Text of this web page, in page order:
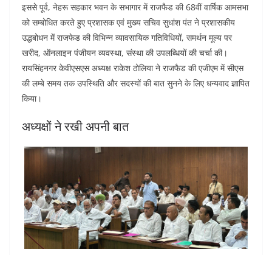
इससे पूर्व, नेहरू सहकार भवन के सभागार में राजफैड की 68वीं वार्षिक आमसभा
को सम्बोधित करते हुए प्रशासक एवं मुख्य सचिव सुधांश पंत ने प्रशासकीय
उद्धबोधन में राजफेड की विभिन्न व्यावसायिक गतिविधियों, समर्थन मूल्य पर
खरीद, ऑनलाइन पंजीयन व्यवस्था, संस्था की उपलब्धियों की चर्चा की।
रायसिंहनगर केवीएसएस अध्यक्ष राकेश ठोलिया ने राजफैड की एजीएम में सीएस
की लम्बे समय तक उपस्थिति और सदस्यों की बात सुनने के लिए धन्यवाद ज्ञापित
किया।
अध्यक्षों ने रखी अपनी बात